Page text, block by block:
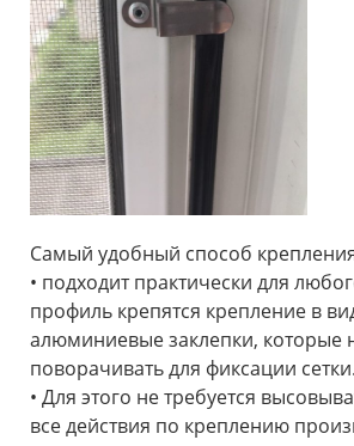
Самый удобный способ
• подходит практически для
профиль крепятся крепление в
алюминиевые заклепки, которые
поворачивать для фиксации сетки.
• Для этого не требуется
все действия по креплению